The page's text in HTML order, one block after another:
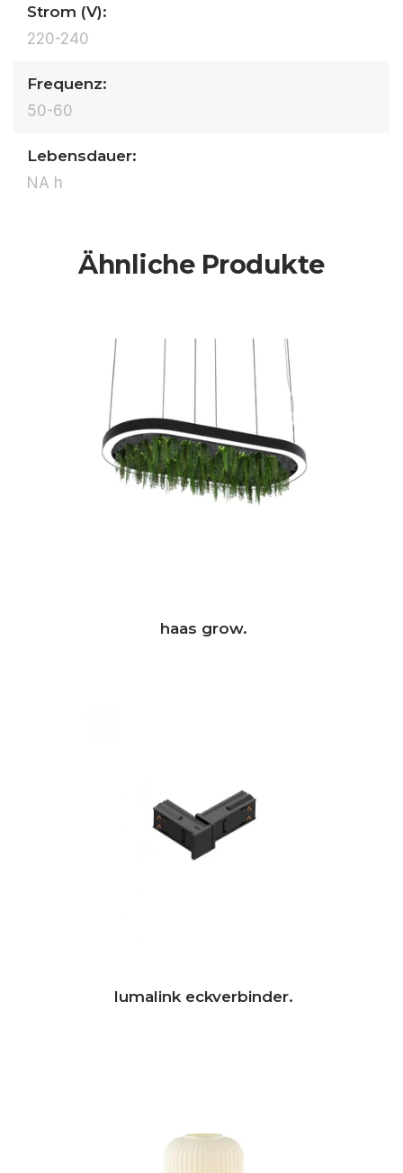
Strom (V):
220-240
Frequenz:
50-60
Lebensdauer:
NA h
Ähnliche Produkte
haas grow.
lumalink eckverbinder.